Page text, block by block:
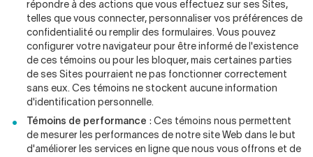
répondre à des actions que vous effectuez sur ses Sites,
telles que vous connecter, personnaliser vos préférences de
confidentialité ou remplir des formulaires. Vous pouvez
configurer votre navigateur pour être informé de l'existence
de ces témoins ou pour les bloquer, mais certaines parties
de ses Sites pourraient ne pas fonctionner correctement
sans eux. Ces témoins ne stockent aucune information
d'identification personnelle.
Témoins de performance : Ces témoins nous permettent
de mesurer les performances de notre site Web dans le but
d'améliorer les services en ligne que nous vous offrons et de